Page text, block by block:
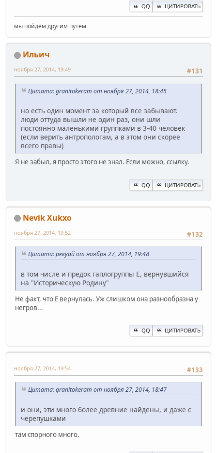
QQ ЦИТИРОВАТЬ
мы пойдём другим путём
Ильич
#131
ноября 27, 2014, 19:49
Цитата: granitokeram от ноября 27, 2014, 18:45
но есть один момент за который все забывают.
люди оттуда вышли не один раз, они шли
постоянно маленькими группками в 3-40 человек
(если верить антропологам, а в этом они скорее
всего правы)
Я не забыл, я просто этого не знал. Если можно, ссылку.
QQ ЦИТИРОВАТЬ
Nevik Xukxo
#132
ноября 27, 2014, 19:52
Цитата: рекуай от ноября 27, 2014, 19:48
в том числе и предок гаплогруппы Е, вернувшийся
на "Историческую Родину"
Не факт, что E вернулась. Уж слишком она разнообразна у
негров...
QQ ЦИТИРОВАТЬ
#133
ноября 27, 2014, 19:54
Цитата: granitokeram от ноября 27, 2014, 18:47
и они, эти много более древние найдены, и даже с
черепушками
там спорного много.